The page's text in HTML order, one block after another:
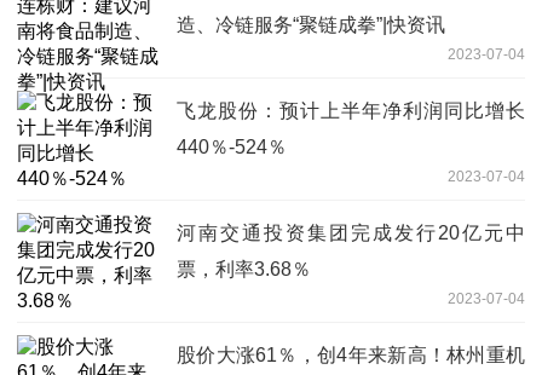
造、冷链服务“聚链成拳”|快资讯
2023-07-04
飞龙股份：预计上半年净利润同比增长
440％-524％
2023-07-04
河南交通投资集团完成发行20亿元中
票，利率3.68％
2023-07-04
股价大涨61％，创4年来新高！林州重机